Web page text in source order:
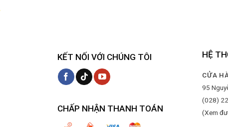
KẾT NỐI VỚI CHÚNG TÔI
CHẤP NHẬN THANH TOÁN
HỆ
CỬA
95
(028)
(Xem